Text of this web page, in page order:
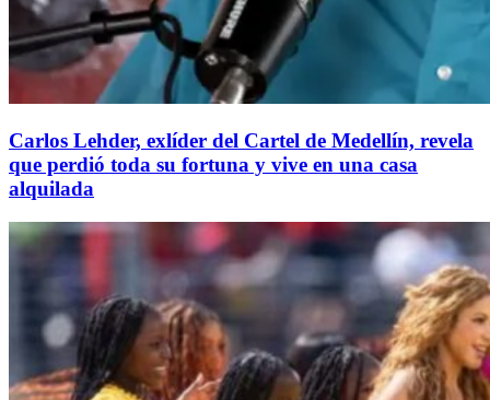
Carlos Lehder, exlíder del Cartel de Medellín, revela
que perdió toda su fortuna y vive en una casa
alquilada